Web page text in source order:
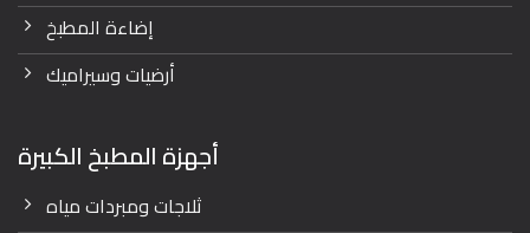
إضاءة المطبخ
أرضيات وسيراميك
أجهزة المطبخ الكبيرة
ثلاجات ومبردات مياه